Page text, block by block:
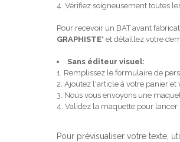
4. Vérifiez soigneusement toutes
Pour recevoir un BAT avant
GRAPHISTE" et détaillez votre
Sans éditeur visuel:
1. Remplissez le formulaire de
2. Ajoutez l'article à votre panier
3. Nous vous envoyons une
4. Validez la maquette pour
Pour prévisualiser votre texte,